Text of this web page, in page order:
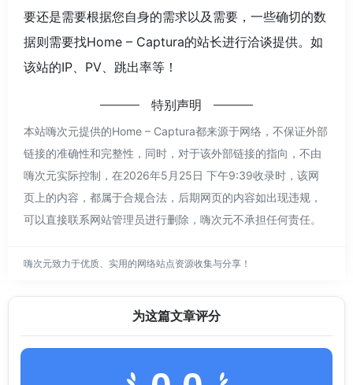
要还是需要根据您自身的需求以及需要，一些确切的数
据则需要找Home – Captura的站长进行洽谈提供。如
该站的IP、PV、跳出率等！
特别声明
本站嗨次元提供的Home – Captura都来源于网络，不保证外部
链接的准确性和完整性，同时，对于该外部链接的指向，不由
嗨次元实际控制，在2026年5月25日 下午9:39收录时，该网
页上的内容，都属于合规合法，后期网页的内容如出现违规，
可以直接联系网站管理员进行删除，嗨次元不承担任何责任。
嗨次元致力于优质、实用的网络站点资源收集与分享！
为这篇文章评分